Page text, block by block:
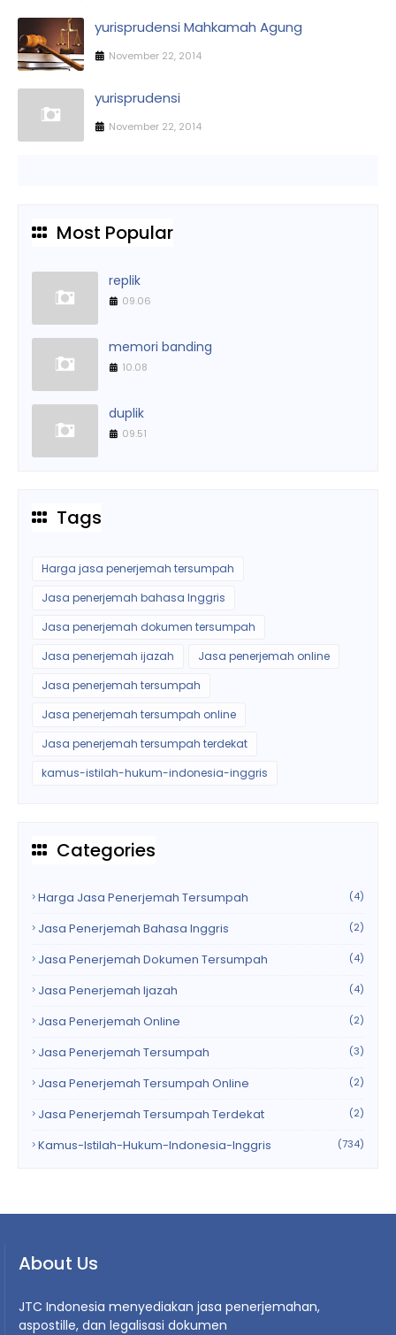
yurisprudensi Mahkamah Agung
November 22, 2014
yurisprudensi
November 22, 2014
Most Popular
replik
09.06
memori banding
10.08
duplik
09.51
Tags
Harga jasa penerjemah tersumpah
Jasa penerjemah bahasa Inggris
Jasa penerjemah dokumen tersumpah
Jasa penerjemah ijazah
Jasa penerjemah online
Jasa penerjemah tersumpah
Jasa penerjemah tersumpah online
Jasa penerjemah tersumpah terdekat
kamus-istilah-hukum-indonesia-inggris
Categories
Harga Jasa Penerjemah Tersumpah (4)
Jasa Penerjemah Bahasa Inggris (2)
Jasa Penerjemah Dokumen Tersumpah (4)
Jasa Penerjemah Ijazah (4)
Jasa Penerjemah Online (2)
Jasa Penerjemah Tersumpah (3)
Jasa Penerjemah Tersumpah Online (2)
Jasa Penerjemah Tersumpah Terdekat (2)
Kamus-Istilah-Hukum-Indonesia-Inggris (734)
About Us
JTC Indonesia menyediakan jasa penerjemahan,
aspostille, dan legalisasi dokumen